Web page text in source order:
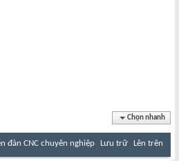
Chọn nhanh
đàn CNC chuyên nghiệp Lưu trữ Lên trên